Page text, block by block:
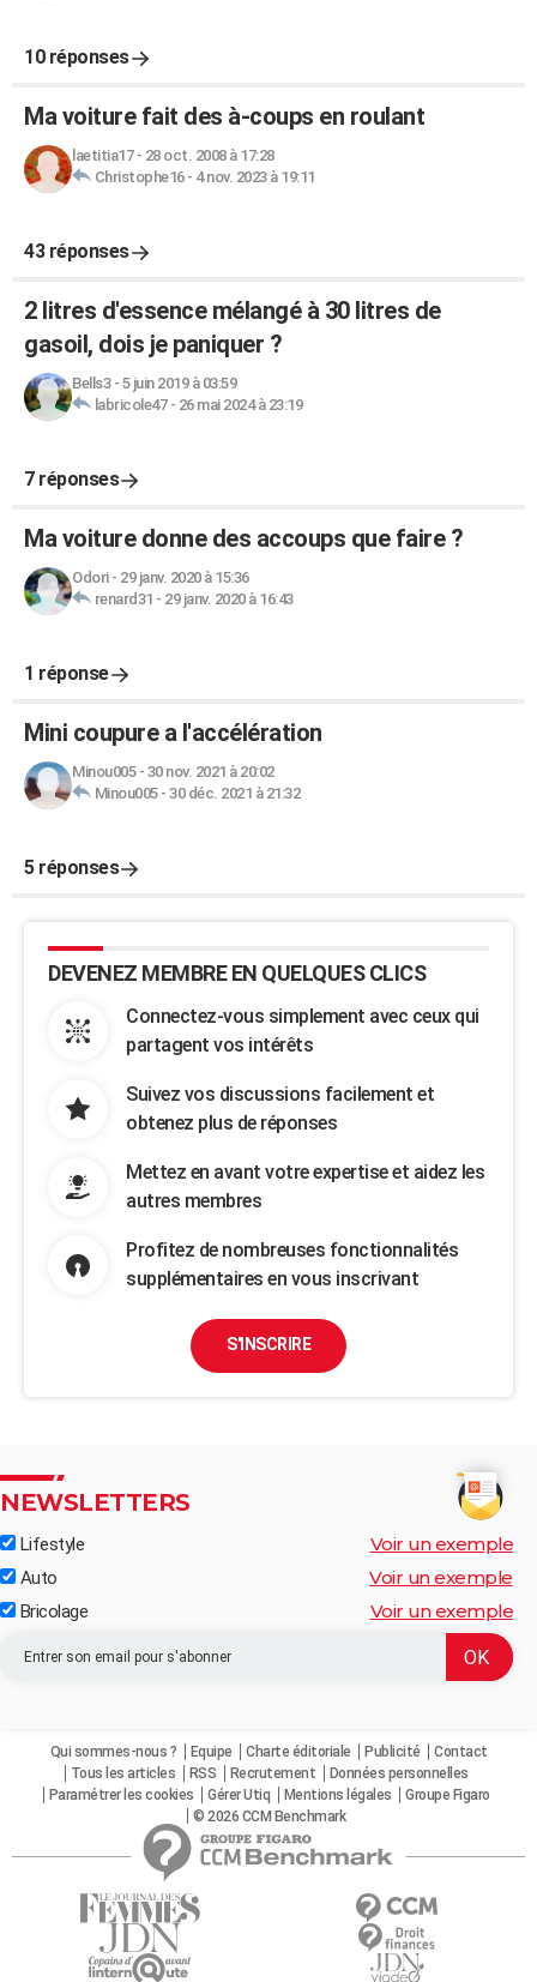
10 réponses
Ma voiture fait des à-coups en roulant
laetitia17- 28 oct. 2008 à 17:28
Christophe16- 4 nov. 2023 à 19:11
43 réponses
2 litres d'essence mélangé à 30 litres de
gasoil, dois je paniquer ?
Bells3- 5 juin 2019 à 03:59
labricole47- 26 mai 2024 à 23:19
7 réponses
Ma voiture donne des accoups que faire ?
Odori- 29 janv. 2020 à 15:36
renard31 - 29 janv. 2020 à 16:43
1 réponse
Mini coupure a l'accélération
Minou005- 30 nov. 2021 à 20:02
Minou005- 30 déc. 2021 à 21:32
5 réponses
DEVENEZ MEMBRE EN QUELQUES CLICS
Connectez-vous simplement avec ceux qui
partagent vos intérêts
Suivez vos discussions facilement et
obtenez plus de réponses
Mettez en avant votre expertise et aidez les
autres membres
Profitez de nombreuses fonctionnalités
supplémentaires en vous inscrivant
S'INSCRIRE
NEWSLETTERS
Lifestyle Voir un exemple
Auto Voir un exemple
Bricolage Voir un exemple
Qui sommes-nous ? Equipe Charte éditoriale Publicité
Contact
Tous les articles
RSS Recrutement
Données personnelles
Paramétrer les cookies
Gérer Utiq Mentions légales
Groupe Figaro
© 2026 CCM Benchmark